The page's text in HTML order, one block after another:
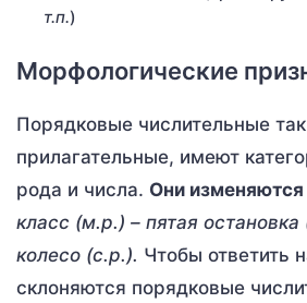
т.п.)
Морфологические
Порядковые числительные
прилагательные, имеют
рода и числа. Они
класс (м.р.) – пятая
колесо (с.р.). Чтобы ответить
склоняются порядковые